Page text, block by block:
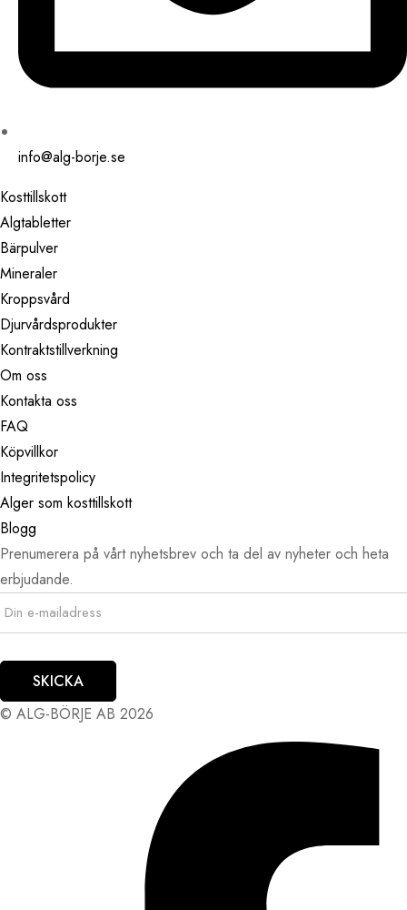
info@alg-borje.se
Kosttillskott
Algtabletter
Bärpulver
Mineraler
Kroppsvård
Djurvårdsprodukter
Kontraktstillverkning
Om oss
Kontakta oss
FAQ
Köpvillkor
Integritetspolicy
Alger som kosttillskott
Blogg
Prenumerera på vårt nyhetsbrev och ta del av nyheter och heta
erbjudande.
SKICKA
© ALG-BÖRJE AB 2026